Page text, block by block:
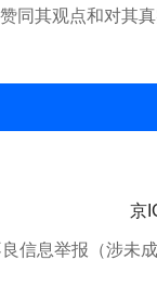
同其观点和对其
京
信息举报（涉未